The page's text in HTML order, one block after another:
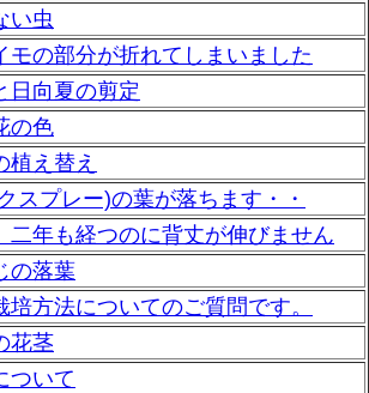
い虫
モの部分が折れてしまいました
日向夏の剪定
の色
植え替え
スプレー)の葉が落ちます・・
二年も経つのに背丈が伸びません
の落葉
培方法についてのご質問です。
花茎
ついて